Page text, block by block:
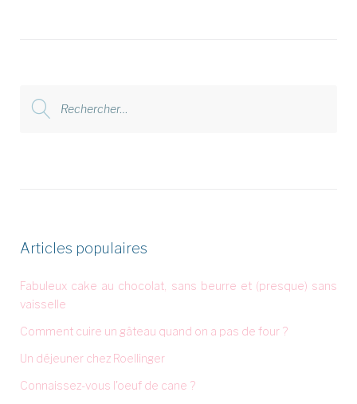
Articles populaires
Fabuleux cake au chocolat, sans beurre et (presque) sans
vaisselle
Comment cuire un gâteau quand on a pas de four ?
Un déjeuner chez Roellinger
Connaissez-vous l'oeuf de cane ?